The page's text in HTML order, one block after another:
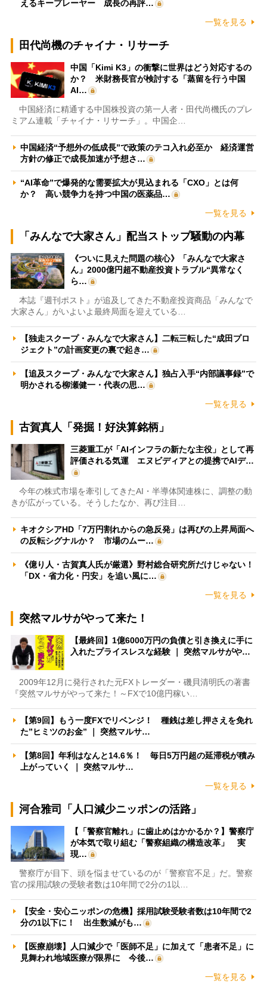
えるキープレーヤー 成長の再評…
一覧を見る
田代尚機のチャイナ・リサーチ
中国「Kimi K3」の衝撃に世界はどう対応するの
か？ 米財務長官が検討する「蒸留を行う中国
AI…
中国経済に精通する中国株投資の第一人者・田代尚機氏のプレ
ミアム連載「チャイナ・リサーチ」。中国企…
中国経済“予想外の低成長”で政策のテコ入れ必至か 経済運営
方針の修正で成長加速が予想さ…
“AI革命”で爆発的な需要拡大が見込まれる「CXO」とは何
か？ 高い競争力を持つ中国の医薬品…
一覧を見る
「みんなで大家さん」配当ストップ騒動の内幕
《ついに見えた問題の核心》「みんなで大家さ
ん」2000億円超不動産投資トラブル“異常なく
ら…
本誌『週刊ポスト』が追及してきた不動産投資商品「みんなで
大家さん」がいよいよ最終局面を迎えている…
【独走スクープ・みんなで大家さん】二転三転した“成田プロ
ジェクト”の計画変更の裏で起き…
【追及スクープ・みんなで大家さん】独占入手“内部議事録”で
明かされる柳瀬健一・代表の思…
一覧を見る
古賀真人「発掘！好決算銘柄」
三菱重工が「AIインフラの新たな主役」として再
評価される気運 エヌビディアとの提携でAIデ…
今年の株式市場を牽引してきたAI・半導体関連株に、調整の動
きが広がっている。そうしたなか、再び注目…
キオクシアHD「7万円割れからの急反発」は再びの上昇局面へ
の反転シグナルか？ 市場のムー…
《億り人・古賀真人氏が厳選》野村総合研究所だけじゃない！
「DX・省力化・円安」を追い風に…
一覧を見る
突然マルサがやって来た！
【最終回】1億6000万円の負債と引き換えに手に
入れたプライスレスな経験 ｜ 突然マルサがや…
2009年12月に発行された元FXトレーダー・磯貝清明氏の著書
『突然マルサがやって来た！～FXで10億円稼い…
【第9回】もう一度FXでリベンジ！ 種銭は差し押さえを免れ
た”ヒミツのお金” ｜ 突然マルサ…
【第8回】年利はなんと14.6％！ 毎日5万円超の延滞税が積み
上がっていく ｜ 突然マルサ…
一覧を見る
河合雅司「人口減少ニッポンの活路」
【「警察官離れ」に歯止めはかかるか？】警察庁
が本気で取り組む「警察組織の構造改革」 実
現…
警察庁が目下、頭を悩ませているのが「警察官不足」だ。警察
官の採用試験の受験者数は10年間で2分の1以…
【安全・安心ニッポンの危機】採用試験受験者数は10年間で2
分の1以下に！ 出生数減がも…
【医療崩壊】人口減少で「医師不足」に加えて「患者不足」に
見舞われ地域医療が限界に 今後…
一覧を見る